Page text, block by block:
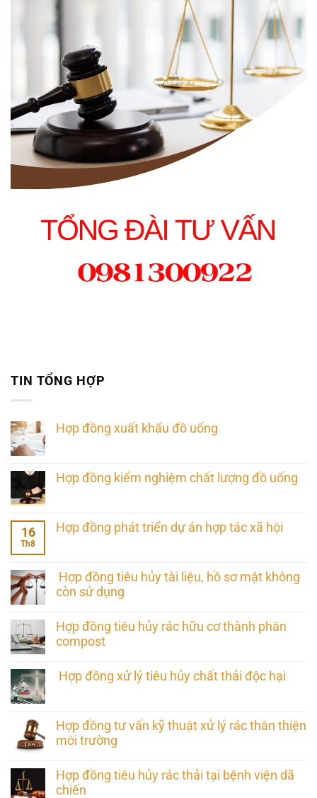
TIN TỔNG HỢP
Hợp đồng xuất khẩu đồ uống
Hợp đồng kiểm nghiệm chất lượng đồ uống
16
Th8
Hợp đồng phát triển dự án hợp tác xã hội
Hợp đồng tiêu hủy tài liệu, hồ sơ mật không
còn sử dụng
Hợp đồng tiêu hủy rác hữu cơ thành phân
compost
Hợp đồng xử lý tiêu hủy chất thải độc hại
Hợp đồng tư vấn kỹ thuật xử lý rác thân thiện
môi trường
Hợp đồng tiêu hủy rác thải tại bệnh viện dã
chiến